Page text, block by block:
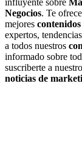
influyente sobre
Negocios. Te
mejores
expertos,
a todos nuestros
informado sobre
suscriberte a
noticias de